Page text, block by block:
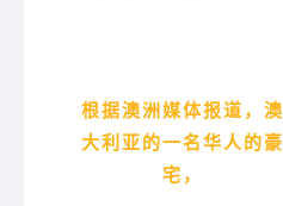
根据澳洲媒体报道，澳
大利亚的一名华人的豪
宅，